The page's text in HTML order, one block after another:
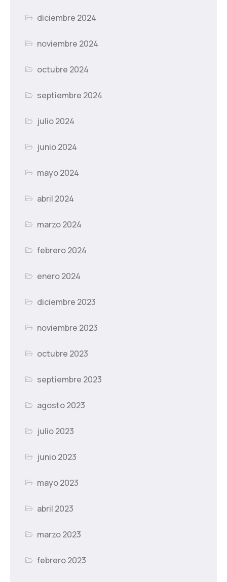
diciembre 2024
noviembre 2024
octubre 2024
septiembre 2024
julio 2024
junio 2024
mayo 2024
abril 2024
marzo 2024
febrero 2024
enero 2024
diciembre 2023
noviembre 2023
octubre 2023
septiembre 2023
agosto 2023
julio 2023
junio 2023
mayo 2023
abril 2023
marzo 2023
febrero 2023